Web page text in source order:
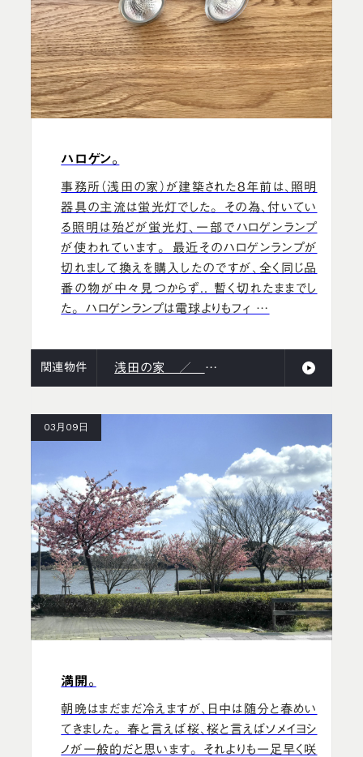
ハロゲン。
事務所（浅田の家）が建築された8年前は、照明
器具の主流は蛍光灯でした。 その為、付いてい
る照明は殆どが蛍光灯、一部でハロゲンランプ
が使われています。 最近そのハロゲンランプが
切れまして換えを購入したのですが、全く同じ品
番の物が中々見つからず.. 暫く切れたままでし
た。 ハロゲンランプは電球よりもフィ …
関連物件 浅田の家 ／ SN Design Office
03月09日
満開。
朝晩はまだまだ冷えますが、日中は随分と春めい
てきました。 春と言えば桜、桜と言えばソメイヨシ
ノが一般的だと思います。 それよりも一足早く咲